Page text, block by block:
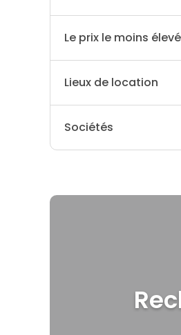
Le prix le moins élevé
Lieux de location
Sociétés